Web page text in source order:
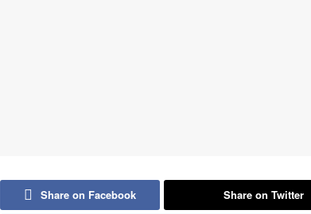
Share on Facebook Share on Twitter